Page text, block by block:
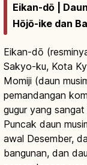
Eikan-dō |
Hōjō-ike dan
Eikan-dō
Sakyo-ku, Kota
Momiji (daun
pemandangan
gugur yang
Puncak daun
awal Desember,
bangunan, dan